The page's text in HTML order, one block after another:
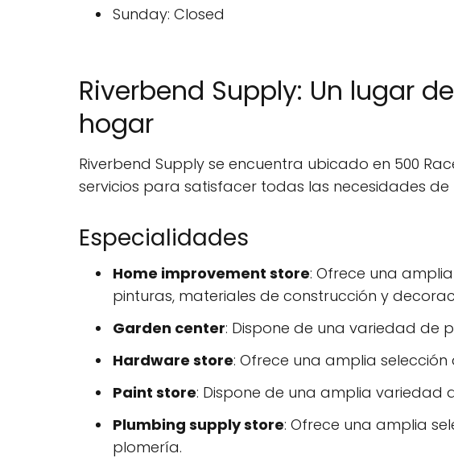
Sunday: Closed
Riverbend Supply: Un lugar
hogar
Riverbend Supply se encuentra ubicado en 500
servicios para satisfacer todas las necesidades
Especialidades
Home improvement store: Ofrece una
pinturas, materiales de construcción y
Garden center: Dispone de una variedad de
Hardware store: Ofrece una amplia
Paint store: Dispone de una amplia
Plumbing supply store: Ofrece una amplia
plomería.